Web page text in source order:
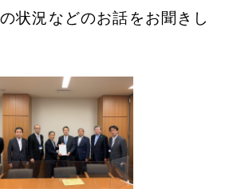
状況などのお話をお聞きし